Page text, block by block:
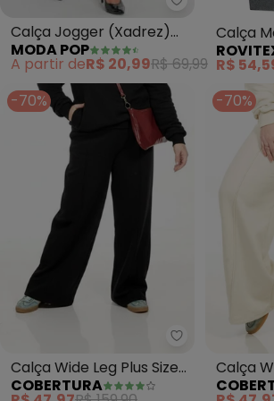
Moda Pop -
Calça Jogger (Xadrez)
com Bolsos Funcionais
MODA POP
A partir deR$ 20,99R$ 69,99
Calça
Básica
R$
-70%
Cobertura -
Calça Wide Leg Plus Size
(Preto)
COBERTURA
-70%
Calça